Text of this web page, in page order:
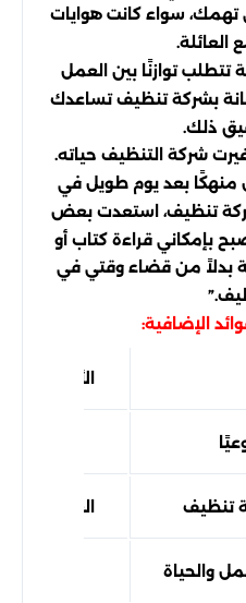
سواء كانت هوايات
العائلة.
تتطلب توازنًا بين العمل
بشركة تنظيف تساعدك
ذلك.
شركة التنظيف حياته.
منهكًا بعد يوم طويل في
تنظيف، استعدت بعض
بإمكاني قراءة كتاب أو
بدلاً من قضاء وقتي في
الإضافية:
الأنشطة
العمل على
والحياة